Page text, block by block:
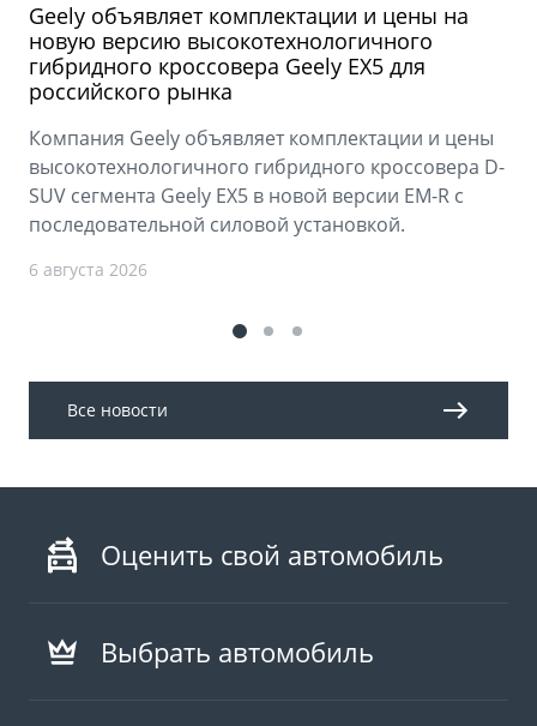
Geely объявляет комплектации и цены на
новую версию высокотехнологичного
гибридного кроссовера Geely EX5 для
российского рынка
Компания Geely объявляет комплектации и цены
высокотехнологичного гибридного кроссовера D-
SUV сегмента Geely EX5 в новой версии EM-R с
последовательной силовой установкой.
6 августа 2026
Все новости
Оценить свой автомобиль
Выбрать автомобиль